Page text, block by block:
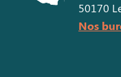
50170
Nos